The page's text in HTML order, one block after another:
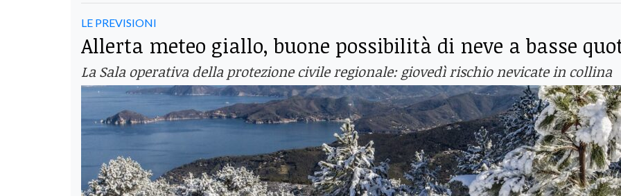
LE PREVISIONI
Allerta meteo giallo, buone possibilità di neve a basse
La Sala operativa della protezione civile regionale: giovedì rischio nevicate in collina